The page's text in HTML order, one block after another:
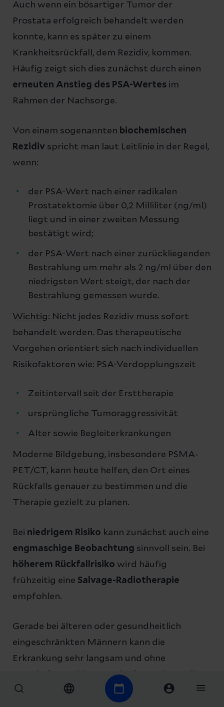
Auch wenn ein bösartiger Tumor der
Prostata erfolgreich behandelt werden
konnte, kann es später zu einem
Krankheitsrückfall, dem Rezidiv, kommen.
Häufig zeigt sich dies zunächst durch einen
erneuten Anstieg des PSA-Wertes im
Rahmen der Nachsorge.
Von einem sogenannten biochemischen
Rezidiv spricht man laut Leitlinie in der Regel,
wenn:
der PSA-Wert nach einer radikalen
Prostatektomie über 0,2 Milliliter (ng/ml)
liegt und in einer zweiten Messung
bestätigt wird;
der PSA-Wert nach einer zurückliegenden
Bestrahlung um mehr als 2 ng/ml über den
niedrigsten Wert steigt, der nach der
Bestrahlung gemessen wurde.
Wichtig: Nicht jedes Rezidiv muss sofort
behandelt werden. Das therapeutische
Vorgehen orientiert sich nach individuellen
Risikofaktoren wie: PSA-Verdopplungszeit
Zeitintervall seit der Ersttherapie
ursprüngliche Tumoraggressivität
Alter sowie Begleiterkrankungen
Moderne Bildgebung, insbesondere PSMA-
PET/CT, kann heute helfen, den Ort eines
Rückfalls genauer zu bestimmen und die
Therapie gezielt zu planen.
Bei niedrigem Risiko kann zunächst auch eine
engmaschige Beobachtung sinnvoll sein. Bei
höherem Rückfallrisiko wird häufig
frühzeitig eine Salvage-Radiotherapie
empfohlen.
Gerade bei älteren oder gesundheitlich
eingeschränkten Männern kann die
Erkrankung sehr langsam und ohne
ernsthafte Probleme verlaufen. Daher sollten
Nutzen und Nebenwirkungen einer